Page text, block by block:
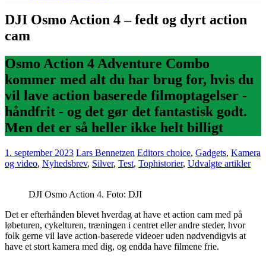
DJI Osmo Action 4 – fedt og dyrt action
cam
Osmo Action 4 Adventure Combo
kommer med alt du har brug for, hvis du
vil lave action baserede filmoptagelser -
håndfrit - og det gør det fantastisk godt.
Men det er så heller ikke helt billigt
1. september 2023 Lars Bennetzen Editors choice, Gadgets, Kamera
og video, Nyhedsbrev, Silver, Test, Tophistorier, Udvalgte artikler
DJI Osmo Action 4. Foto: DJI
Det er efterhånden blevet hverdag at have et action cam med på
løbeturen, cykelturen, træningen i centret eller andre steder, hvor
folk gerne vil lave action-baserede videoer uden nødvendigvis at
have et stort kamera med dig, og endda have filmene frie.